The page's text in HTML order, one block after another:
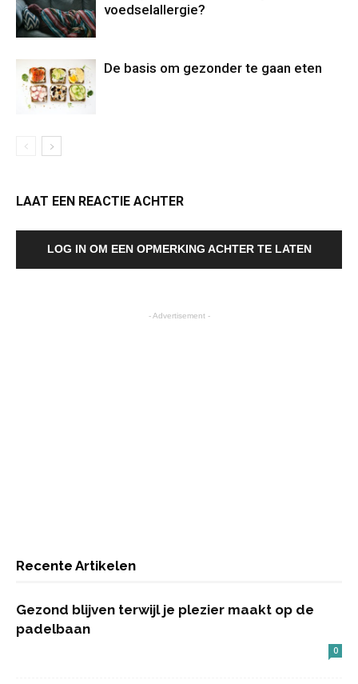
voedselallergie?
De basis om gezonder te gaan eten
LAAT EEN REACTIE ACHTER
LOG IN OM EEN OPMERKING ACHTER TE LATEN
- Advertisement -
Recente Artikelen
Gezond blijven terwijl je plezier maakt op de
padelbaan
0